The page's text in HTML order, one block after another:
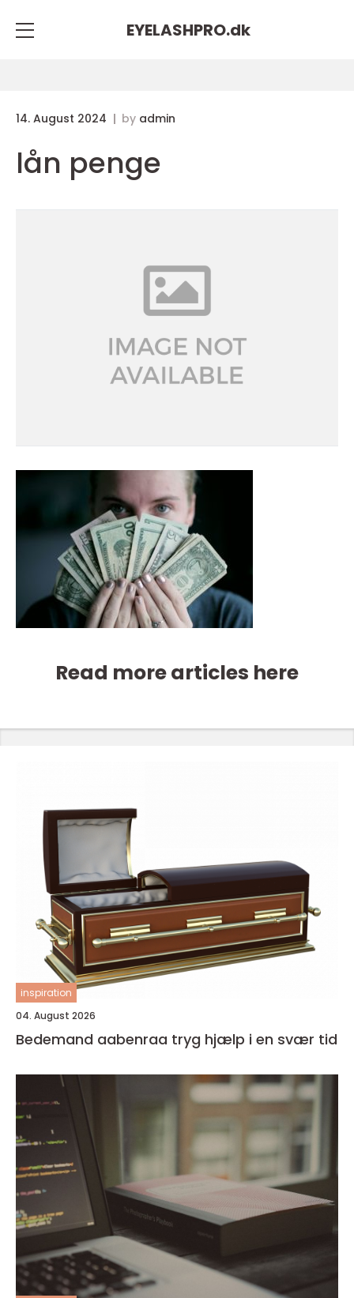
EYELASHPRO.dk
14. August 2024 by admin
lån penge
Read more articles here
inspiration
04. August 2026
Bedemand aabenraa tryg hjælp i en svær tid